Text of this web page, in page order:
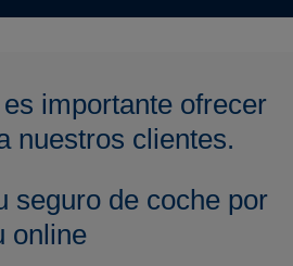
importante ofrecer
nuestros clientes.
seguro de coche por
online